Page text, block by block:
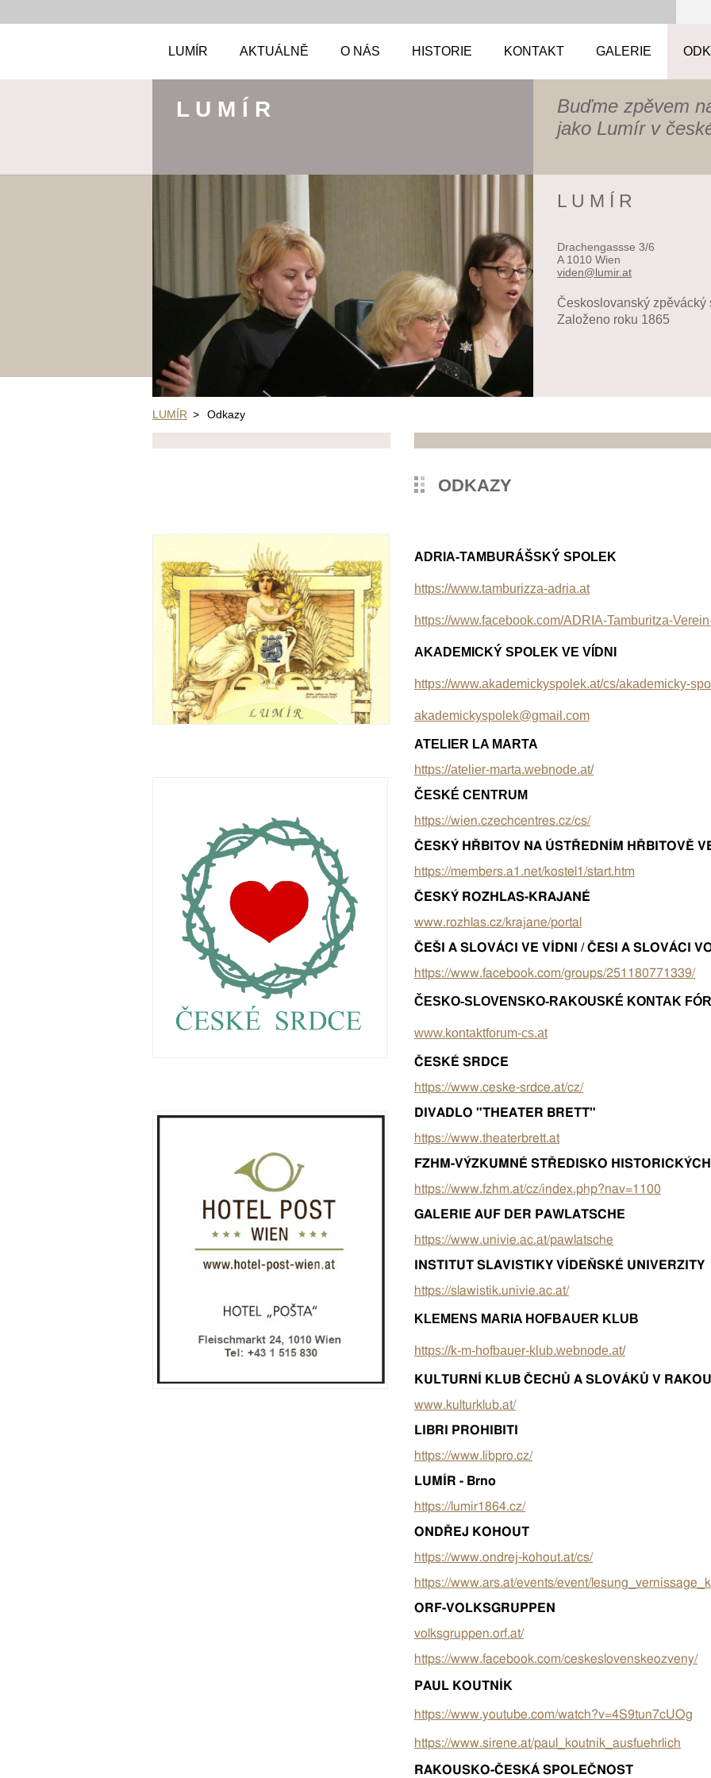
LUMÍR AKTUÁLNĚ O NÁS HISTORIE KONTAKT GALERIE
L U M Í R
Buďme zpěvem
jako Lumír v
L U M Í R
Drachengassse 3/6
A 1010 Wien
viden@lumir.at
Českoslovanský zpěvácký
Založeno roku 1865
LUMÍR > Odkazy
ODKAZY
ADRIA-TAMBURÁŠSKÝ SPOLEK
https://www.tamburizza-adria.at
https://www.facebook.com/ADRIA-Tamburitza-
AKADEMICKÝ SPOLEK VE VÍDNI
https://www.akademickyspolek.at/cs/akademicky-
akademickyspolek@gmail.com
ATELIER LA MARTA
https://atelier-marta.webnode.at/
ČESKÉ CENTRUM
https://wien.czechcentres.cz/cs/
ČESKÝ HŘBITOV NA ÚSTŘEDNÍM HŘBITOVĚ
https://members.a1.net/kostel1/start.htm
ČESKÝ ROZHLAS-KRAJANÉ
www.rozhlas.cz/krajane/portal
ČEŠI A SLOVÁCI VE VÍDNI / ČESI A SLOVÁCI
https://www.facebook.com/groups/251180771339/
ČESKO-SLOVENSKO-RAKOUSKÉ KONTAK
www.kontaktforum-cs.at
ČESKÉ SRDCE
https://www.ceske-srdce.at/cz/
DIVADLO "THEATER BRETT"
https://www.theaterbrett.at
FZHM-VÝZKUMNÉ STŘEDISKO
https://www.fzhm.at/cz/index.php?nav=1100
GALERIE AUF DER PAWLATSCHE
https://www.univie.ac.at/pawlatsche
INSTITUT SLAVISTIKY VÍDEŇSKÉ UNIVERZITY
https://slawistik.univie.ac.at/
KLEMENS MARIA HOFBAUER KLUB
https://k-m-hofbauer-klub.webnode.at/
KULTURNÍ KLUB ČECHŮ A SLOVÁKŮ V
www.kulturklub.at/
LIBRI PROHIBITI
https://www.libpro.cz/
LUMÍR - Brno
https://lumir1864.cz/
ONDŘEJ KOHOUT
https://www.ondrej-kohout.at/cs/
https://www.ars.at/events/event/
ORF-VOLKSGRUPPEN
volksgruppen.orf.at/
https://www.facebook.com/ceskeslovenskeozveny/
PAUL KOUTNÍK
https://www.youtube.com/watch?v=4S9tun7cUOg
https://www.sirene.at/paul_koutnik_ausfuehrlich
RAKOUSKO-ČESKÁ SPOLEČNOST